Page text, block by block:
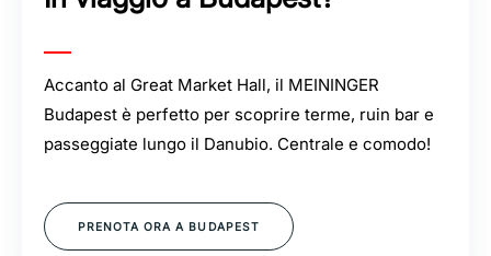
Accanto al Great Market Hall, il MEININGER
Budapest è perfetto per scoprire terme, ruin bar e
passeggiate lungo il Danubio. Centrale e comodo!
PRENOTA ORA A BUDAPEST